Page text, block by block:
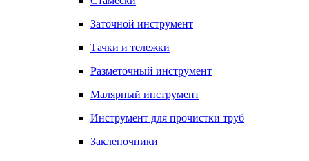
Заточной инструмент
Тачки и тележки
Разметочный инструмент
Малярный инструмент
Инструмент для прочистки труб
Заклепочники